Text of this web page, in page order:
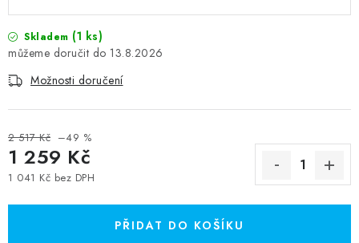
Skladem (1 ks)
13.8.2026
Možnosti doručení
2 517 Kč –49 %
1 259 Kč
1 041 Kč bez DPH
PŘIDAT DO KOŠÍKU